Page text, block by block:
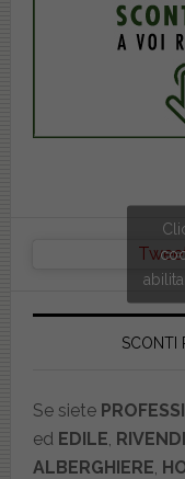
SCONTI
Se siete
ed EDILE
ALBERGHIERE